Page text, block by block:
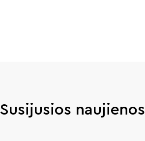
Susijusios naujienos